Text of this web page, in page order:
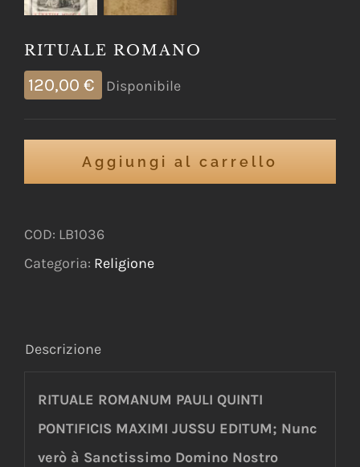
RITUALE ROMANO
120,00 € Disponibile
Aggiungi al carrello
COD: LB1036
Categoria: Religione
Descrizione
RITUALE ROMANUM PAULI QUINTI
PONTIFICIS MAXIMI JUSSU EDITUM; Nunc
verò à Sanctissimo Domino Nostro